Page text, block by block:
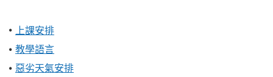
上課安排
教學語言
惡劣天氣安排